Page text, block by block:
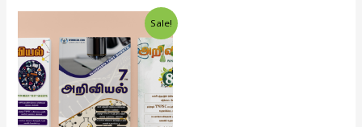
Sale!
was:
₹800.00.
Current
price
is:
₹750.00.